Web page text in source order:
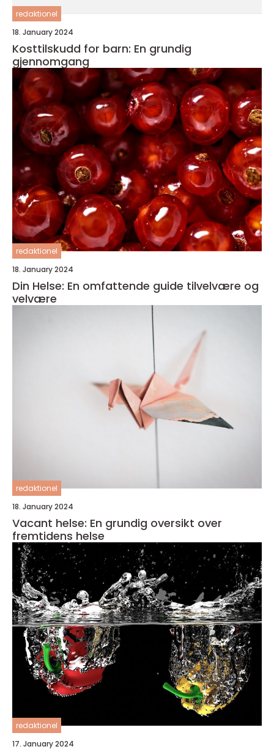
redaktionel
18. January 2024
Kosttilskudd for barn: En grundig
gjennomgang
redaktionel
18. January 2024
Din Helse: En omfattende guide tilvelvære og
velvære
redaktionel
18. January 2024
Vacant helse: En grundig oversikt over
fremtidens helse
redaktionel
17. January 2024